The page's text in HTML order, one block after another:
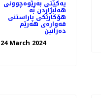
یەکێتی بەڕێوەچوونی
هەڵبژاردن بە
هۆکارێکی پاراستنی
قەوارەی هەرێم
دەزانین
24 March 2024